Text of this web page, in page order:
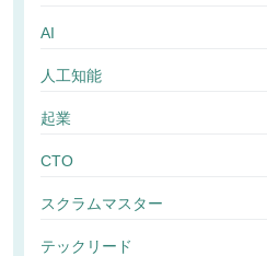
AI
人工知能
起業
CTO
スクラムマスター
テックリード